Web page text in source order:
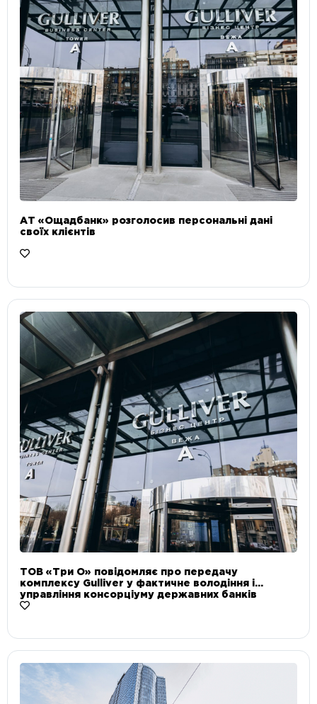
АТ «Ощадбанк» розголосив персональні дані
своїх клієнтів
ТОВ «Три О» повідомляє про передачу
комплексу Gulliver у фактичне володіння і
управління консорціуму державних банків